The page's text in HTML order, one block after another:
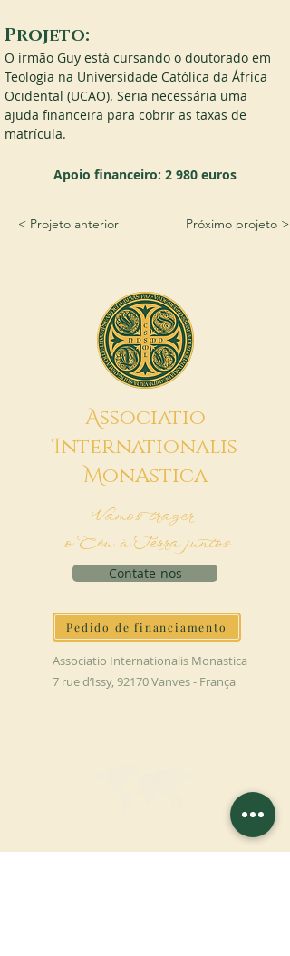
Projeto:
O irmão Guy está cursando o doutorado em
Teologia na Universidade Católica da África
Ocidental (UCAO). Seria necessária uma
ajuda financeira para cobrir as taxas de
matrícula.
Apoio financeiro: 2 980 euros
< Projeto anterior Próximo projeto >
Associatio
Internationalis
MonAstica
Vamos trazer
o Céu à Terra juntos
Contate-nos
Pedido de financiamento
Associatio Internationalis Monastica
7 rue d’Issy, 92170 Vanves - França
FAÇA UMA DOAÇÃO